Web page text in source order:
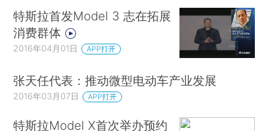
特斯拉首发Model 3 志在拓展
消费群体
2016年04月01日 APP打开
张天任代表：推动微型电动车产业发展
2016年03月07日 APP打开
特斯拉Model X首次举办预约